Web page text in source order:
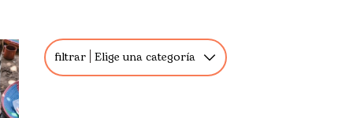
filtrar Elige una categoría